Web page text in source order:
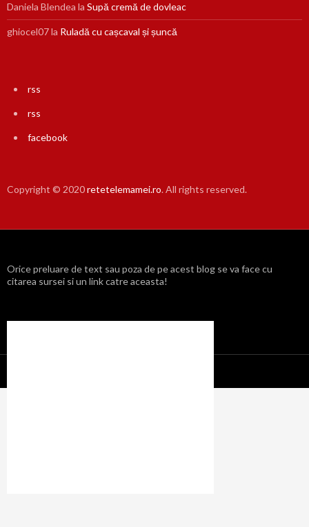
Daniela Blendea la Supă cremă de dovleac
ghiocel07la Ruladă cu cașcaval și șuncă
rss
rss
facebook
Copyright © 2020retetelemamei.ro. All rights reserved.
Orice preluare de text sau poza de pe acest blog se va face cu
citarea sursei si un link catre aceasta!